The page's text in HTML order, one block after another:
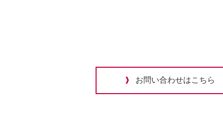
お問い合わせはこちら